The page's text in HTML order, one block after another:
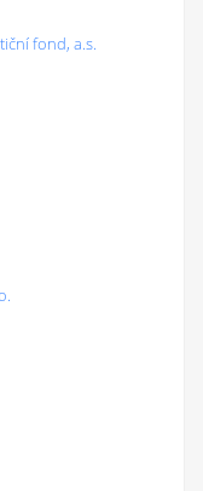
fond, a.s.